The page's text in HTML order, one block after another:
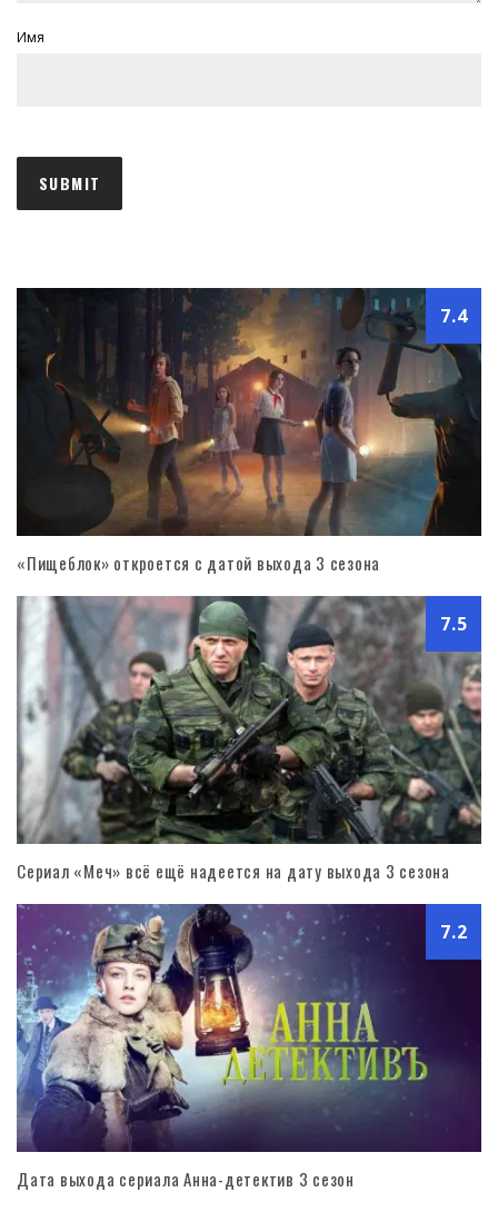
Имя
7.4
«Пищеблок» откроется с датой выхода 3 сезона
7.5
Сериал «Меч» всё ещё надеется на дату выхода 3 сезона
7.2
Дата выхода сериала Анна-детектив 3 сезон